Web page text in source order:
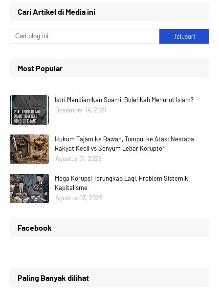
Cari Artikel di Media ini
Most Popular
Istri Mendiamkan Suami, Bolehkah Menurut Islam?
Desember 14, 2021
Hukum Tajam ke Bawah, Tumpul ke Atas: Nestapa
Rakyat Kecil vs Senyum Lebar Koruptor
Agustus 01, 2026
Mega Korupsi Terungkap Lagi, Problem Sistemik
Kapitalisme
Agustus 03, 2026
Facebook
Paling Banyak dilihat